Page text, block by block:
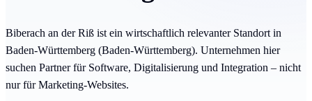
Biberach an der Riß ist ein wirtschaftlich relevanter Standort in
Baden-Württemberg (Baden-Württemberg). Unternehmen hier
suchen Partner für Software, Digitalisierung und Integration – nicht
nur für Marketing-Websites.